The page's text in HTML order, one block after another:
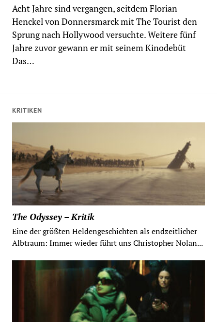
KRITIKEN
The Odyssey – Kritik
Eine der größten Heldengeschichten als endzeitlicher
Albtraum: Immer wieder führt uns Christopher Nolan...
Acht Jahre sind vergangen, seitdem Florian
Henckel von Donnersmarck mit The Tourist den
Sprung nach Hollywood versuchte. Weitere fünf
Jahre zuvor gewann er mit seinem Kinodebüt
Das…